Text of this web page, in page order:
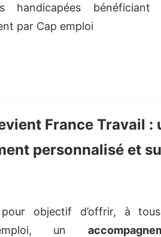
handicapées bénéficiant
par Cap emploi
France Travail :
personnalisé et
objectif d’offrir, à
un